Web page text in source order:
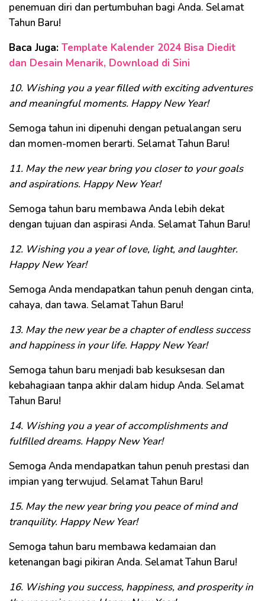
penemuan diri dan pertumbuhan bagi Anda. Selamat
Tahun Baru!
Baca Juga: Template Kalender 2024 Bisa Diedit
dan Desain Menarik, Download di Sini
10. Wishing you a year filled with exciting adventures
and meaningful moments. Happy New Year!
Semoga tahun ini dipenuhi dengan petualangan seru
dan momen-momen berarti. Selamat Tahun Baru!
11. May the new year bring you closer to your goals
and aspirations. Happy New Year!
Semoga tahun baru membawa Anda lebih dekat
dengan tujuan dan aspirasi Anda. Selamat Tahun Baru!
12. Wishing you a year of love, light, and laughter.
Happy New Year!
Semoga Anda mendapatkan tahun penuh dengan cinta,
cahaya, dan tawa. Selamat Tahun Baru!
13. May the new year be a chapter of endless success
and happiness in your life. Happy New Year!
Semoga tahun baru menjadi bab kesuksesan dan
kebahagiaan tanpa akhir dalam hidup Anda. Selamat
Tahun Baru!
14. Wishing you a year of accomplishments and
fulfilled dreams. Happy New Year!
Semoga Anda mendapatkan tahun penuh prestasi dan
impian yang terwujud. Selamat Tahun Baru!
15. May the new year bring you peace of mind and
tranquility. Happy New Year!
Semoga tahun baru membawa kedamaian dan
ketenangan bagi pikiran Anda. Selamat Tahun Baru!
16. Wishing you success, happiness, and prosperity in